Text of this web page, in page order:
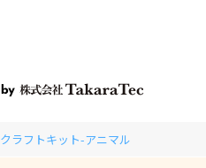
クラフトキット-アニマル